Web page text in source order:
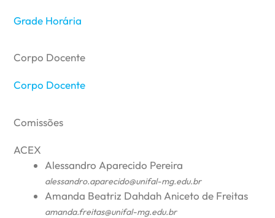
Grade Horária
Corpo Docente
Corpo Docente
Comissões
ACEX
Alessandro Aparecido Pereira
alessandro.aparecido@unifal-mg.edu.br
Amanda Beatriz Dahdah Aniceto de Freitas
amanda.freitas@unifal-mg.edu.br